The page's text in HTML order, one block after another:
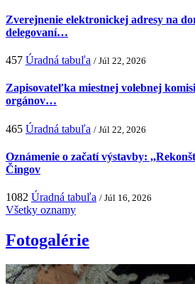
Zverejnenie elektronickej adresy na
delegovaní…
457 Úradná tabuľa / Júl 22, 2026
Zapisovateľka miestnej volebnej
orgánov…
465 Úradná tabuľa / Júl 22, 2026
Oznámenie o začatí výstavby:
Čingov
1082 Úradná tabuľa / Júl 16, 2026
Všetky oznamy
Fotogalérie